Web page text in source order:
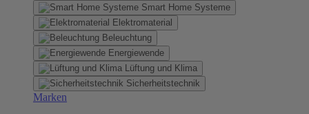
Smart Home Systeme
Elektromaterial
Beleuchtung
Energiewende
Lüftung und Klima
Sicherheitstechnik
Marken